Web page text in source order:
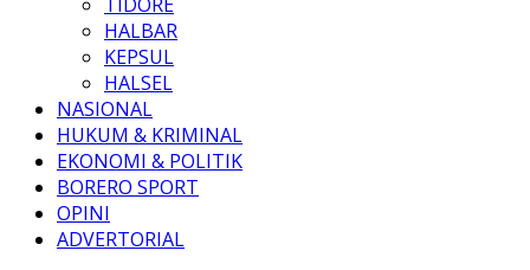
TIDORE
HALBAR
KEPSUL
HALSEL
NASIONAL
HUKUM & KRIMINAL
EKONOMI & POLITIK
BORERO SPORT
OPINI
ADVERTORIAL